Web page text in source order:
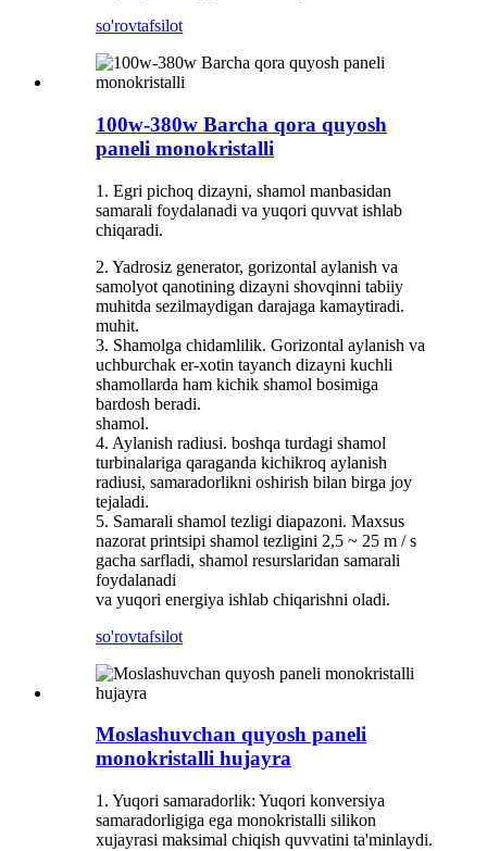
so'rovtafsilot
100w-380w Barcha qora quyosh
paneli monokristalli
1. Egri pichoq dizayni, shamol manbasidan
samarali foydalanadi va yuqori quvvat ishlab
chiqaradi.
2. Yadrosiz generator, gorizontal aylanish va
samolyot qanotining dizayni shovqinni tabiiy
muhitda sezilmaydigan darajaga kamaytiradi.
muhit.
3. Shamolga chidamlilik. Gorizontal aylanish va
uchburchak er-xotin tayanch dizayni kuchli
shamollarda ham kichik shamol bosimiga
bardosh beradi.
shamol.
4. Aylanish radiusi. boshqa turdagi shamol
turbinalariga qaraganda kichikroq aylanish
radiusi, samaradorlikni oshirish bilan birga joy
tejaladi.
5. Samarali shamol tezligi diapazoni. Maxsus
nazorat printsipi shamol tezligini 2,5 ~ 25 m / s
gacha sarfladi, shamol resurslaridan samarali
foydalanadi
va yuqori energiya ishlab chiqarishni oladi.
so'rovtafsilot
Moslashuvchan quyosh paneli
monokristalli hujayra
1. Yuqori samaradorlik: Yuqori konversiya
samaradorligiga ega monokristalli silikon
xujayrasi maksimal chiqish quvvatini ta'minlaydi.